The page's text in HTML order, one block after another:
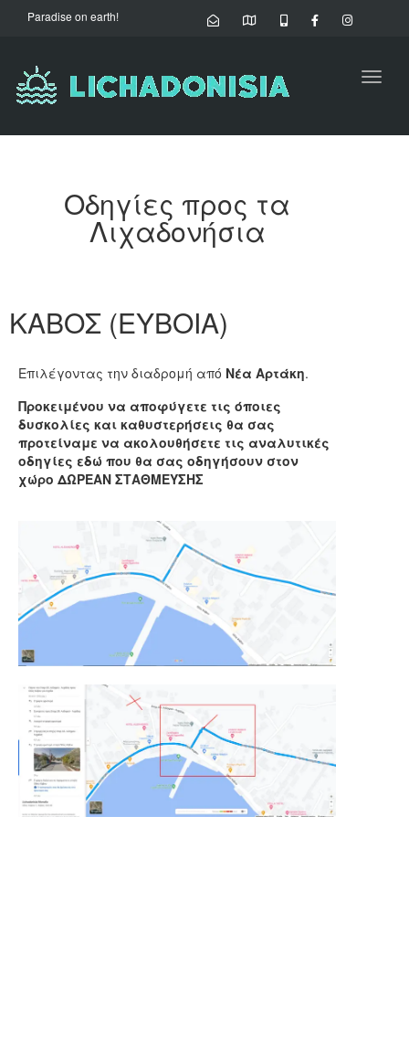
Paradise on earth!
Toggle
Οδηγίες προς τα
Λιχαδονήσια
ΚΑΒΟΣ (ΕΥΒΟΙΑ)
Επιλέγοντας την διαδρομή από Νέα Αρτάκη.
Προκειμένου να αποφύγετε τις όποιες
δυσκολίες και καθυστερήσεις θα σας
προτείναμε να ακολουθήσετε τις αναλυτικές
οδηγίες εδώ που θα σας οδηγήσουν στον
χώρο ΔΩΡΕΑΝ ΣΤΑΘΜΕΥΣΗΣ